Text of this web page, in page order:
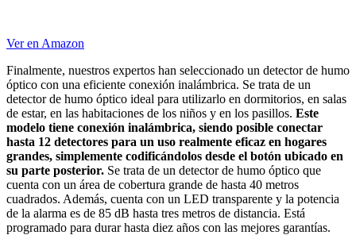
Ver en Amazon
Finalmente, nuestros expertos han seleccionado un detector de humo
óptico con una eficiente conexión inalámbrica. Se trata de un
detector de humo óptico ideal para utilizarlo en dormitorios, en salas
de estar, en las habitaciones de los niños y en los pasillos. Este
modelo tiene conexión inalámbrica, siendo posible conectar
hasta 12 detectores para un uso realmente eficaz en hogares
grandes, simplemente codificándolos desde el botón ubicado en
su parte posterior. Se trata de un detector de humo óptico que
cuenta con un área de cobertura grande de hasta 40 metros
cuadrados. Además, cuenta con un LED transparente y la potencia
de la alarma es de 85 dB hasta tres metros de distancia. Está
programado para durar hasta diez años con las mejores garantías.